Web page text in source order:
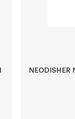
NEODISHER